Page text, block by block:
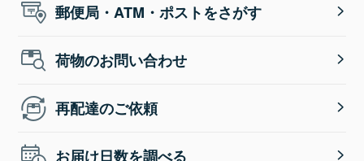
郵便局・ATM・ポストをさがす
荷物のお問い合わせ
再配達のご依頼
お届け日数を調べる